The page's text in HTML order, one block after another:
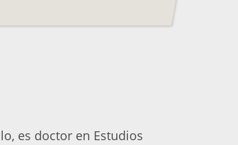
es doctor en Estudios